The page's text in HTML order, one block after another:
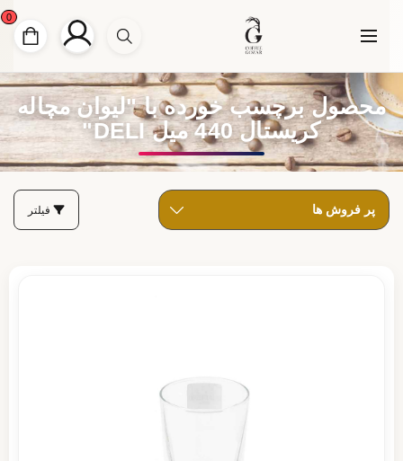
0
محصول برچسب خورده با "لیوان مچاله
کریستال 440 میل DELI"
فیلتر